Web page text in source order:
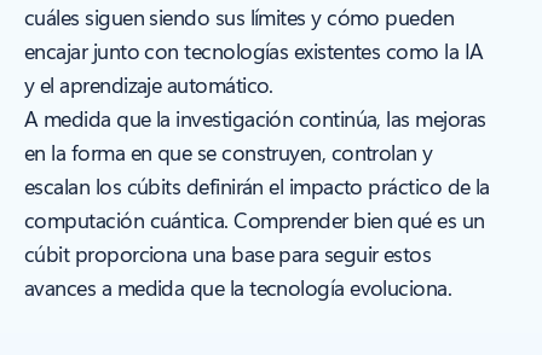
cuáles siguen siendo sus límites y cómo pueden
encajar junto con tecnologías existentes como la IA
y el aprendizaje automático.
A medida que la investigación continúa, las mejoras
en la forma en que se construyen, controlan y
escalan los cúbits definirán el impacto práctico de la
computación cuántica. Comprender bien qué es un
cúbit proporciona una base para seguir estos
avances a medida que la tecnología evoluciona.